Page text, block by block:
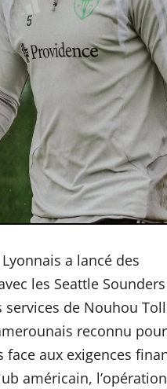
a lancé des
les Seattle
services de Nouhou
reconnu
face aux exigences
américain,